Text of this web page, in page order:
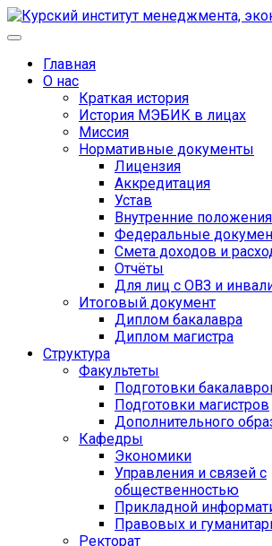
Главная
О нас
Краткая история
История МЭБИК в лицах
Миссия
Нормативные документы
Лицензия
Аккредитация
Устав
Внутренние положения
Федеральные
Смета доходов и
Отчёты
Для лиц с ОВЗ и
Итоговый документ
Диплом бакалавра
Диплом магистра
Структура
Факультеты
Подготовки
Подготовки магистров
Дополнительного
Кафедры
Экономики
Управления и связей с
общественностью
Прикладной
Правовых и
Ректорат